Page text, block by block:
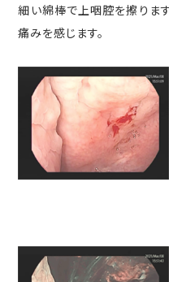
細い綿棒で上咽腔を擦りま
痛みを感じます。